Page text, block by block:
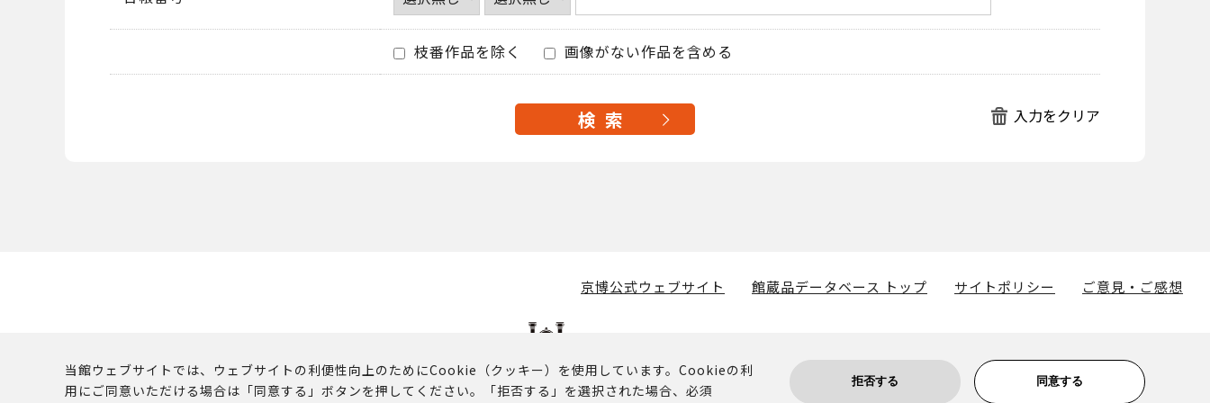
枝番作品を除く 画像がない作品を含める
京博公式ウェブサイト 館蔵品データベース トップ サイトポリシー ご意見・ご感想
このウェブサイトに掲載されるコンテンツに関する著作権その他の権利は、京都国立博物館に帰属します。
当館ウェブサイトでは、ウェブサイトの利便性向上のためにCookie（クッキー）を使用しています。Cookieの利
用にご同意いただける場合は「同意する」ボタンを押してください。「拒否する」を選択された場合、必須
拒否する 同意する